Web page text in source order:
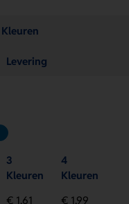
Kleuren
Levering
3
Kleuren
4
Kleuren
€ 1,61 € 1,99